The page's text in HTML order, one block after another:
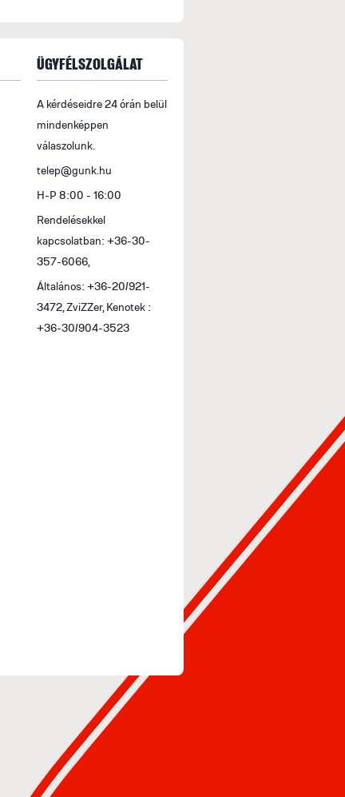
Fizetés készpénzben
Megrendelésed az áru átvételekor
Fizetés banki átutalással
Egyenlítsd ki rendelésed banki átutalással.
bankszámlaszámunkat, valamint a
feltüntetni. A termékek átvétele illetve
követően lehetséges, melynek elkészüléséről
figyelmedet, hogy a termék átvételéhez a
Bankkártyás fizetés
Szaküzleteinkben és átvételi pontunkon,
Az online bankkártyás fizetések a Barion
bankkártya adatok a kereskedőhöz nem
Zrt. a Magyar Nemzeti Bank felügyelete alatt
ÜGYFÉLSZOLGÁLAT
A kérdéseidre 24 órán belül
mindenképpen
válaszolunk.
telep@gunk.hu
H-P 8:00 - 16:00
Rendelésekkel
kapcsolatban: +36-30-
357-6066,
Általános: +36-20/921-
3472, ZviZZer, Kenotek :
+36-30/904-3523